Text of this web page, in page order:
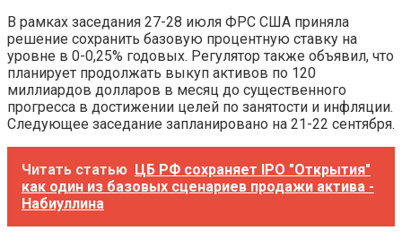
В рамках заседания 27-28 июля ФРС США приняла
решение сохранить базовую процентную ставку на
уровне в 0-0,25% годовых. Регулятор также объявил, что
планирует продолжать выкуп активов по 120
миллиардов долларов в месяц до существенного
прогресса в достижении целей по занятости и инфляции.
Следующее заседание запланировано на 21-22 сентября.
Читать статью ЦБ РФ сохраняет IPO "Открытия"
как один из базовых сценариев продажи актива -
Набиуллина